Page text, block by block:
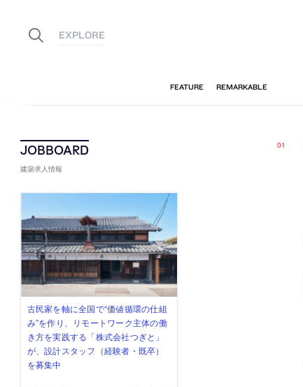
建築求人情報
古民家を軸に全国で“価値循環の仕組
み”を作り、リモートワーク主体の働
き方を実践する「株式会社つぎと」
が、設計スタッフ（経験者・既卒）
を募集中
リノベる株式会社が、設計パートナ
ー (業務委託) を募集中
社会への影響力のある建築を手掛
け、スタッフ同士で助け合う環境づ
くりも行う「E.A.S.T.architects」
が、設計スタッフ（経験者・既卒・
2027年新卒）を募集中
代官山を拠点に活動する「梅澤竜也 /
ALA INC.」が、設計スタッフ・アル
バイト・事務職を募集中
住宅や共同住宅などを手掛け、“合理
的でシンプルなデザイン”を志向する
「PANDA：山本浩三建築設計事務
所」が、設計スタッフ（経験者・既
卒・2027年新卒）を募集中